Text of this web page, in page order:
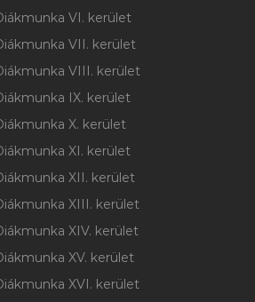
VI. kerület
VII. kerület
VIII. kerület
IX. kerület
X. kerület
XI. kerület
XII. kerület
XIII. kerület
XIV. kerület
XV. kerület
XVI. kerület